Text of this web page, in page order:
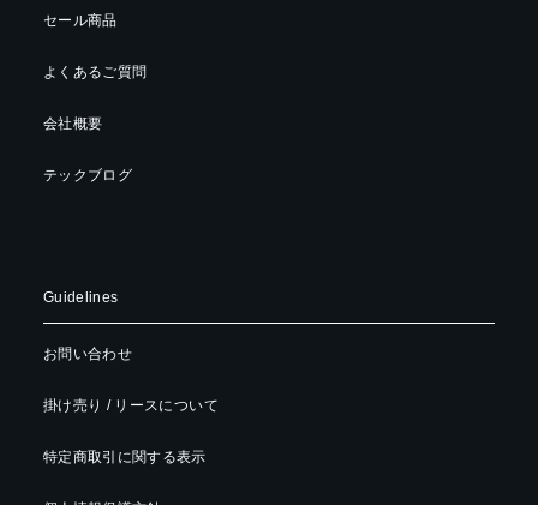
セール商品
よくあるご質問
会社概要
テックブログ
Guidelines
お問い合わせ
掛け売り / リースについて
特定商取引に関する表示